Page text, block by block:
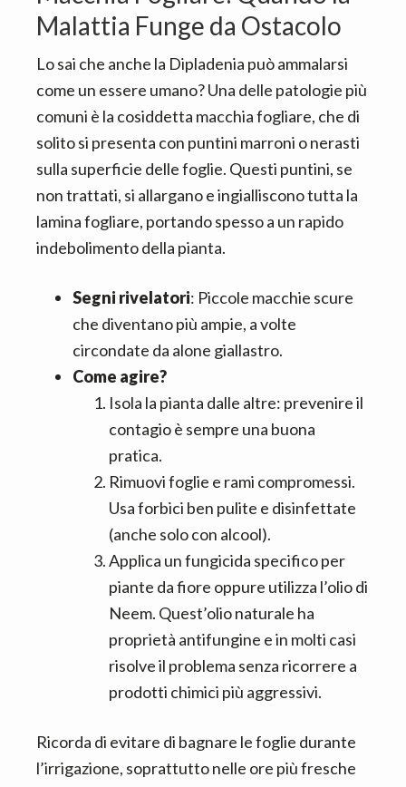
Malattia Funge da Ostacolo
Lo sai che anche la Dipladenia può ammalarsi
come un essere umano? Una delle patologie più
comuni è la cosiddetta macchia fogliare, che di
solito si presenta con puntini marroni o nerasti
sulla superficie delle foglie. Questi puntini, se
non trattati, si allargano e ingialliscono tutta la
lamina fogliare, portando spesso a un rapido
indebolimento della pianta.
Segni rivelatori: Piccole macchie scure
che diventano più ampie, a volte
circondate da alone giallastro.
Come agire?
Isola la pianta dalle altre: prevenire il
contagio è sempre una buona
pratica.
Rimuovi foglie e rami compromessi.
Usa forbici ben pulite e disinfettate
(anche solo con alcool).
Applica un fungicida specifico per
piante da fiore oppure utilizza l’olio di
Neem. Quest’olio naturale ha
proprietà antifungine e in molti casi
risolve il problema senza ricorrere a
prodotti chimici più aggressivi.
Ricorda di evitare di bagnare le foglie durante
l’irrigazione, soprattutto nelle ore più fresche